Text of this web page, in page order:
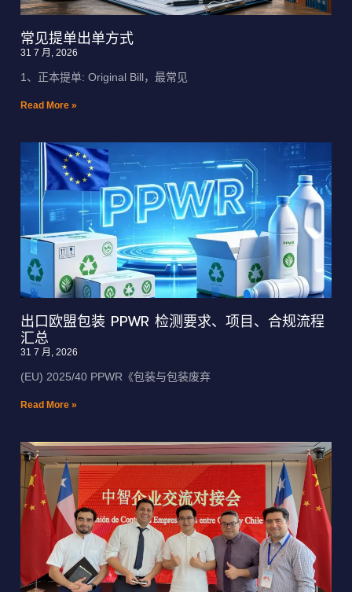
常见提单出单方式
31 7 月, 2026
1、正本提单: Original Bill，最常见
Read More »
出口欧盟包装 PPWR 检测要求、项目、合规流程
汇总
31 7 月, 2026
(EU) 2025/40 PPWR《包装与包装废弃
Read More »